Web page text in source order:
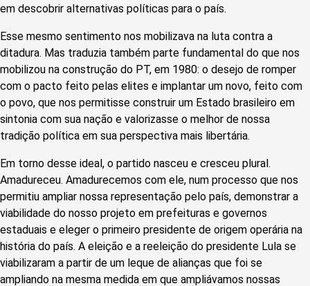
em descobrir alternativas políticas para o país.
Esse mesmo sentimento nos mobilizava na luta contra a
ditadura. Mas traduzia também parte fundamental do que nos
mobilizou na construção do PT, em 1980: o desejo de romper
com o pacto feito pelas elites e implantar um novo, feito com
o povo, que nos permitisse construir um Estado brasileiro em
sintonia com sua nação e valorizasse o melhor de nossa
tradição política em sua perspectiva mais libertária.
Em torno desse ideal, o partido nasceu e cresceu plural.
Amadureceu. Amadurecemos com ele, num processo que nos
permitiu ampliar nossa representação pelo país, demonstrar a
viabilidade do nosso projeto em prefeituras e governos
estaduais e eleger o primeiro presidente de origem operária na
história do país. A eleição e a reeleição do presidente Lula se
viabilizaram a partir de um leque de alianças que foi se
ampliando na mesma medida em que ampliávamos nossas